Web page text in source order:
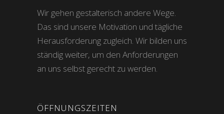
Wir gehen gestalterisch andere Wege.
Das sind unsere Motivation und tägliche
Herausforderung zugleich. Wir bilden uns
ständig weiter, um den Anforderungen
an uns selbst gerecht zu werden.
ÖFFNUNGSZEITEN